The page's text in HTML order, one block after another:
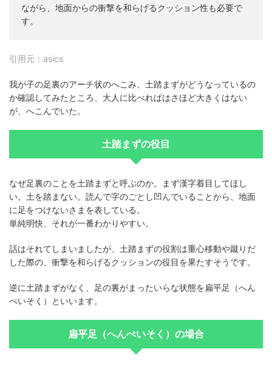
ながら、地面からの衝撃を和らげるクッション性も必要で
す。
引用元：asics
我が子の足裏のアーチ状のへこみ、土踏まずがどうなっているの
か確認してみたところ、大人に比べればはさほど大きくはない
が、へこんでいた。
土踏まずの役目
なぜ足裏のことを土踏まずと呼ぶのか。まず漢字着目してほし
い。土を踏まない。読んで字のごとし凹んでいることから、地面
に足をつけないさまを表している。
単純明快、それが一番わかりやすい。
話はそれてしまいましたが、土踏まずの役割は重心移動や蹴りだ
した際の、衝撃を和らげるクッションの役目を果たすそうです。
逆に土踏まずがなく、足の裏がまったいらな状態を扁平足（へん
ぺいそく）といいます。
扁平足（へんぺいそく）の場合